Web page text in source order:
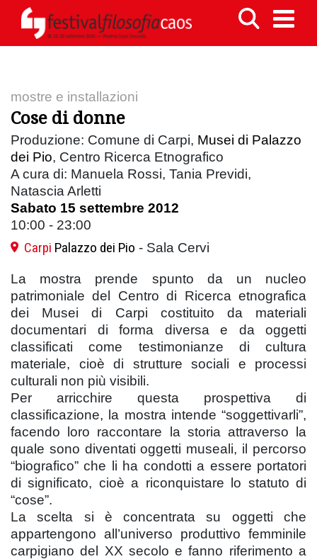
mostre e installazioni
Cose di donne
Produzione: Comune di Carpi, Musei di Palazzo
dei Pio, Centro Ricerca Etnografico
A cura di: Manuela Rossi, Tania Previdi,
Natascia Arletti
Sabato 15 settembre 2012
10:00 - 23:00
Carpi Palazzo dei Pio - Sala Cervi
La mostra prende spunto da un nucleo
patrimoniale del Centro di Ricerca etnografica
dei Musei di Carpi costituito da materiali
documentari di forma diversa e da oggetti
classificati come testimonianze di cultura
materiale, cioè di strutture sociali e processi
culturali non più visibili.
Per arricchire questa prospettiva di
classificazione, la mostra intende “soggettivarli”,
facendo loro raccontare la storia attraverso la
quale sono diventati oggetti museali, il percorso
“biografico” che li ha condotti a essere portatori
di significato, cioè a riconquistare lo statuto di
“cose”.
La scelta si è concentrata su oggetti che
appartengono all’universo produttivo femminile
carpigiano del XX secolo e fanno riferimento a